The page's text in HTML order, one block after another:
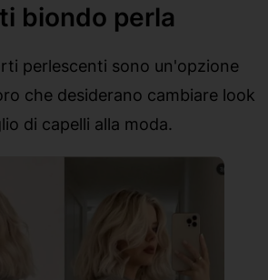
biondo perla
perlescenti sono un'opzione
che desiderano cambiare look
di capelli alla moda.